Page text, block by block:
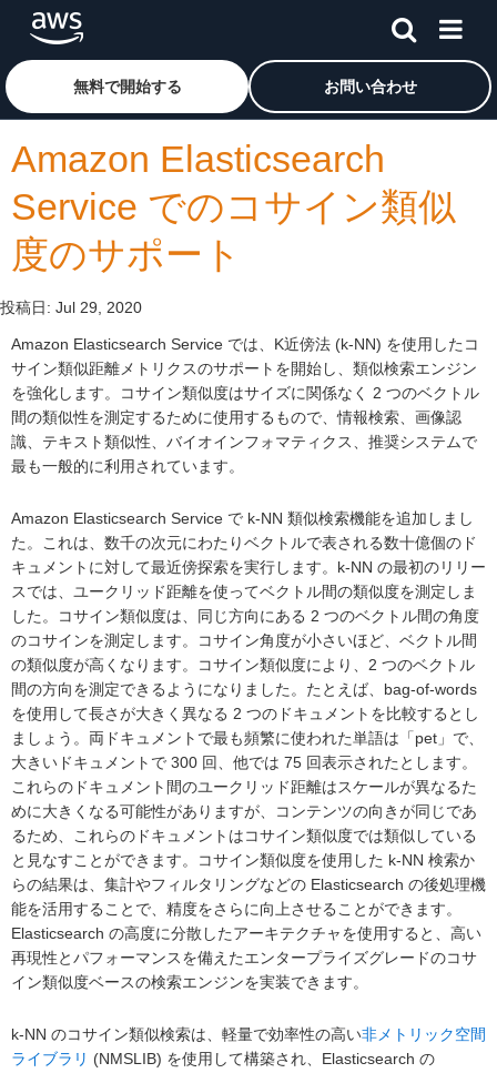
メインコンテンツに移動
アマゾン ウェブ サービスのホームページに戻るには、こ
無料で開始する お問い合わせ
Amazon Elasticsearch
Service でのコサイン類似
度のサポート
投稿日: Jul 29, 2020
Amazon Elasticsearch Service では、K近傍法 (k-NN) を使用したコ
サイン類似距離メトリクスのサポートを開始し、類似検索エンジン
を強化します。コサイン類似度はサイズに関係なく 2 つのベクトル
間の類似性を測定するために使用するもので、情報検索、画像認
識、テキスト類似性、バイオインフォマティクス、推奨システムで
最も一般的に利用されています。
Amazon Elasticsearch Service で k-NN 類似検索機能を追加しまし
た。これは、数千の次元にわたりベクトルで表される数十億個のド
キュメントに対して最近傍探索を実行します。k-NN の最初のリリー
スでは、ユークリッド距離を使ってベクトル間の類似度を測定しま
した。コサイン類似度は、同じ方向にある 2 つのベクトル間の角度
のコサインを測定します。コサイン角度が小さいほど、ベクトル間
の類似度が高くなります。コサイン類似度により、2 つのベクトル
間の方向を測定できるようになりました。たとえば、bag-of-words
を使用して長さが大きく異なる 2 つのドキュメントを比較するとし
ましょう。両ドキュメントで最も頻繁に使われた単語は「pet」で、
大きいドキュメントで 300 回、他では 75 回表示されたとします。
これらのドキュメント間のユークリッド距離はスケールが異なるた
めに大きくなる可能性がありますが、コンテンツの向きが同じであ
るため、これらのドキュメントはコサイン類似度では類似している
と見なすことができます。コサイン類似度を使用した k-NN 検索か
らの結果は、集計やフィルタリングなどの Elasticsearch の後処理機
能を活用することで、精度をさらに向上させることができます。
Elasticsearch の高度に分散したアーキテクチャを使用すると、高い
再現性とパフォーマンスを備えたエンタープライズグレードのコサ
イン類似度ベースの検索エンジンを実装できます。
k-NN のコサイン類似検索は、軽量で効率性の高い非メトリック空間
ライブラリ (NMSLIB) を使用して構築され、Elasticsearch の